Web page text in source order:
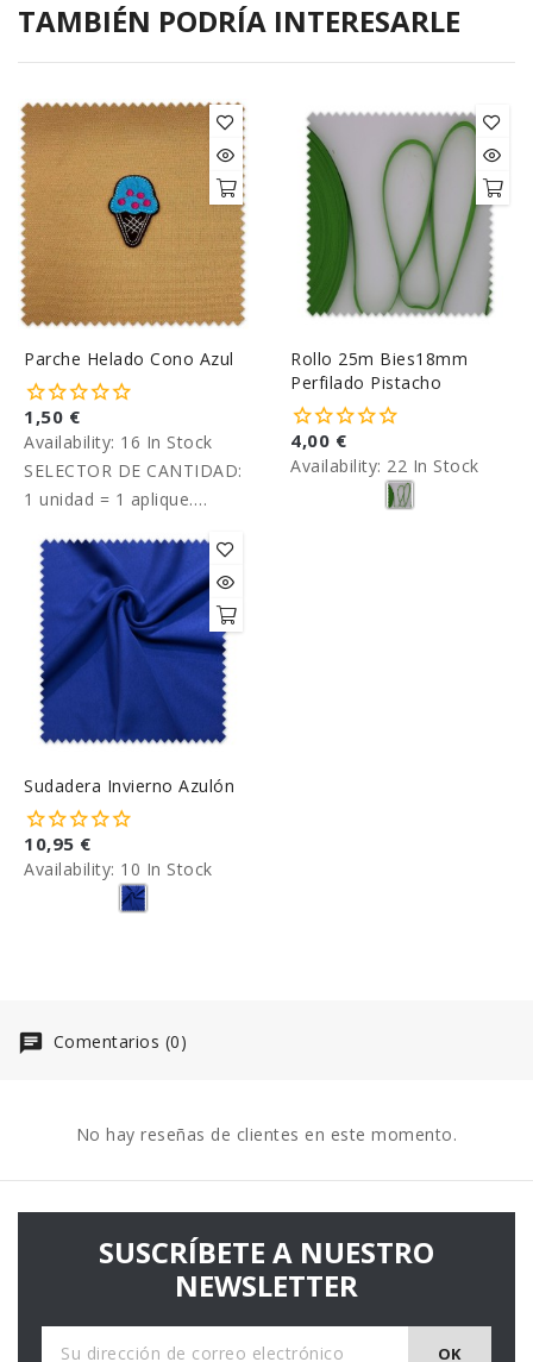
TAMBIÉN PODRÍA INTERESARLE
Parche Helado Cono Azul
1,50 €
Availability: 16 In Stock
SELECTOR DE CANTIDAD:
1 unidad = 1 aplique.
Rollo 25m Bies18mm
Perfilado Pistacho
4,00 €
Availability: 22 In Stock
Sudadera Invierno Azulón
10,95 €
Availability: 10 In Stock
Comentarios (0)
No hay reseñas de clientes en este momento.
SUSCRÍBETE A NUESTRO
NEWSLETTER